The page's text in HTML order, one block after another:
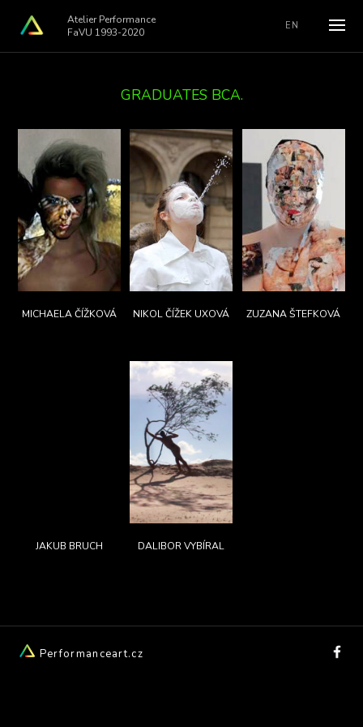
Atelier Performance
FaVU 1993-2020
EN
GRADUATES BCA.
MICHAELA ČÍŽKOVÁ NIKOL ČÍŽEK UXOVÁ ZUZANA ŠTEFKOVÁ
JAKUB BRUCH DALIBOR VYBÍRAL
Performanceart.cz